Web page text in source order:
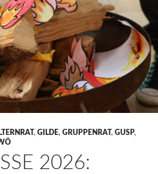
, GILDE, GRUPPENRAT, GUSP,
2026: